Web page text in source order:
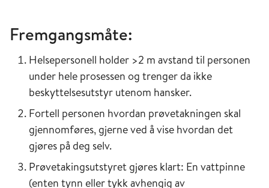
Fremgangsmåte:
Helsepersonell holder >2 m avstand til personen
under hele prosessen og trenger da ikke
beskyttelsesutstyr utenom hansker.
Fortell personen hvordan prøvetakningen skal
gjennomføres, gjerne ved å vise hvordan det
gjøres på deg selv.
Prøvetakingsutstyret gjøres klart: En vattpinne
(enten tynn eller tykk avhengig av